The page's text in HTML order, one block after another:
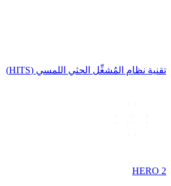
تقنية نظام المُشغِّل الحثي اللمسي (HITS)
HERO 2